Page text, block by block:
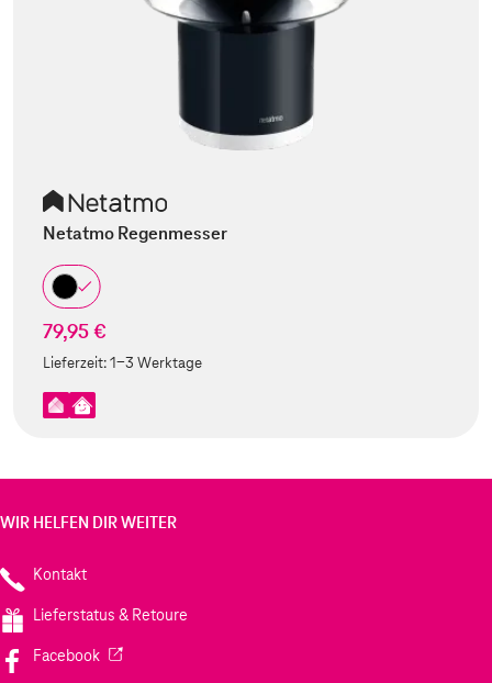
Netatmo Regenmesser
79,95 €
Lieferzeit:1-3 Werktage
WIR HELFEN DIR WEITER
Kontakt
Lieferstatus & Retoure
Facebook(Wird in einem neuen Tab geöffnet)